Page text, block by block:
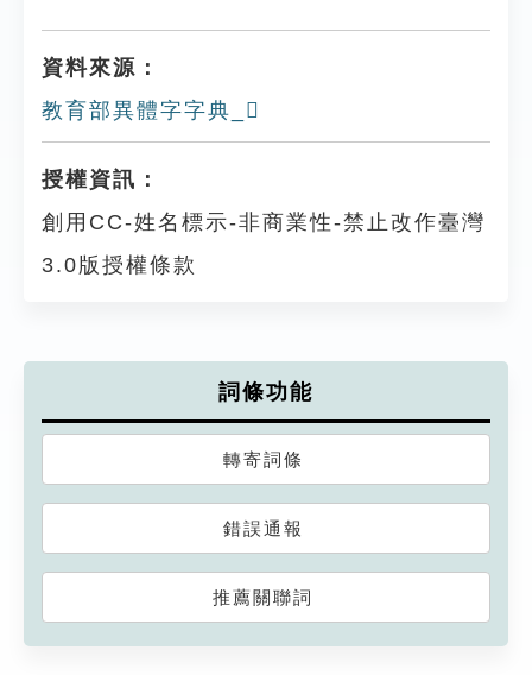
資料來源：
教育部異體字字典_𤛛
授權資訊：
創用CC-姓名標示-非商業性-禁止改作臺灣
3.0版授權條款
詞條功能
轉寄詞條
錯誤通報
推薦關聯詞